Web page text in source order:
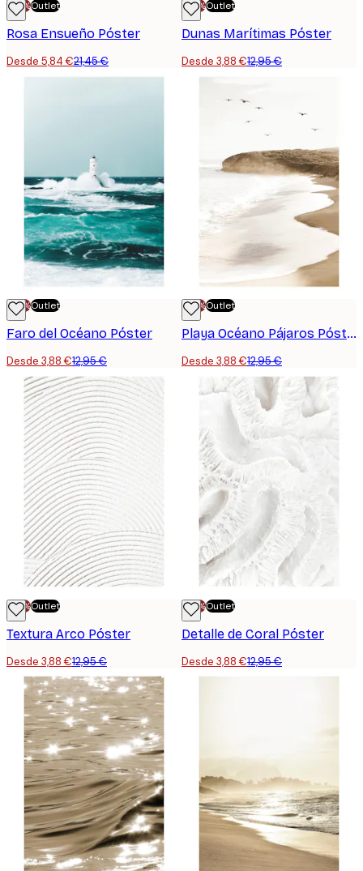
-70%Outlet
Rosa Ensueño Póster
Desde 5,84 €21,45 €
-70%Outlet
Dunas Marítimas Póster
Desde 3,88 €12,95 €
-70%Outlet
Faro del Océano Póster
Desde 3,88 €12,95 €
-70%Outlet
Playa Océano Pájaros Póster
Desde 3,88 €12,95 €
-70%Outlet
Textura Arco Póster
Desde 3,88 €12,95 €
-70%Outlet
Detalle de Coral Póster
Desde 3,88 €12,95 €